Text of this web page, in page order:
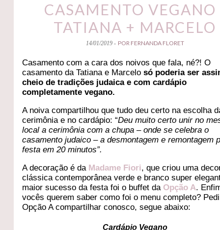
CASAMENTO
TATIANA + MARCELO
14/01/2019 - POR FERNANDA FLORET
Casamento com a cara dos noivos que fala, né?! O
casamento da Tatiana e Marcelo só poderia ser
cheio de tradições judaica e com cardápio
completamente vegano.
A noiva compartilhou que tudo deu certo na escolha
cerimônia e no cardápio: “Deu muito certo unir no
local a cerimônia com a chupa – onde se celebra o
casamento judaico – a desmontagem e remontagem
festa em 20 minutos”.
A decoração é da Madame Fiori, que criou uma
clássica contemporânea verde e branco super
maior sucesso da festa foi o buffet da Opção A.
vocês querem saber como foi o menu completo?
Opção A compartilhar conosco, segue abaixo:
Cardápio Vegano